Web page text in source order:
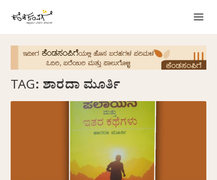
TAG: ಶಾರದಾ ಮೂರ್ತಿ